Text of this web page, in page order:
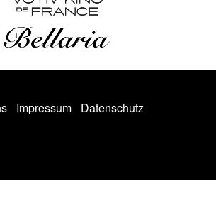
Impressum
Datenschutz